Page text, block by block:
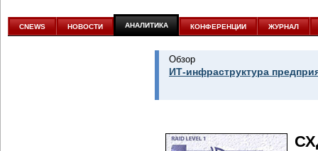
аналитике
CNEWS НОВОСТИ АНАЛИТИКА КОНФЕРЕНЦИИ ЖУРНАЛ
Обзор
ИТ-инфраструктура